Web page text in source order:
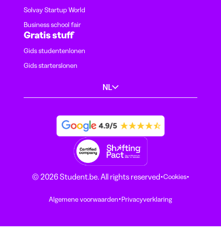
Solvay Startup World
Business school fair
Gratis stuff
Gids studentenlonen
Gids starterslonen
NL
© 2026 Student.be. All rights reserved·Cookies·
Algemene voorwaarden·Privacyverklaring